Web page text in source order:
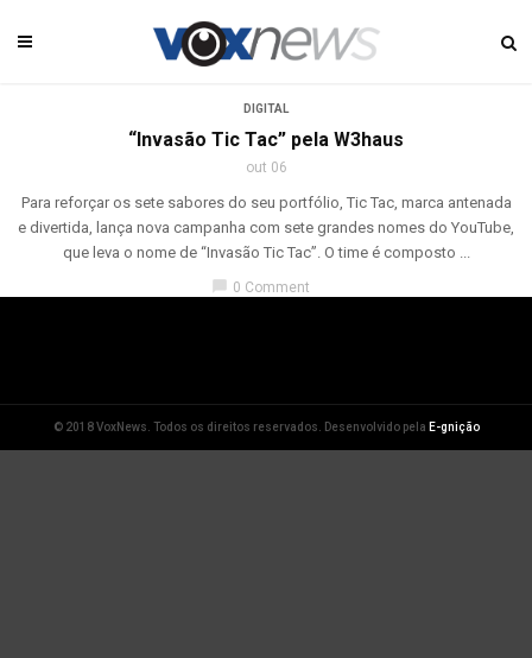
DIGITAL
“Invasão Tic Tac” pela W3haus
out 06
Para reforçar os sete sabores do seu portfólio, Tic Tac, marca antenada
e divertida, lança nova campanha com sete grandes nomes do YouTube,
que leva o nome de “Invasão Tic Tac”. O time é composto ...
chat_bubble 0 Comment
© 2018 VoxNews. Todos os direitos reservados. Desenvolvido pela E-gnição